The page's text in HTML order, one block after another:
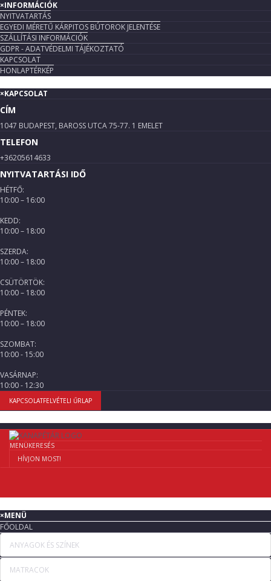
×INFORMÁCIÓK
NYITVATARTÁS
EGYEDI MÉRETŰ KÁRPITOS BÚTOROK JELENTÉSE
SZÁLLÍTÁSI INFORMÁCIÓK
GDPR - ADATVÉDELMI TÁJÉKOZTATÓ
KAPCSOLAT
HONLAPTÉRKÉP
×KAPCSOLAT
CÍM
1047 BUDAPEST, BAROSS UTCA 75-77. 1 EMELET
TELEFON
+36205614633
NYITVATARTÁSI IDŐ
HÉTFŐ:
10:00 – 16:00
KEDD:
10:00 – 18:00
SZERDA:
10:00 – 18:00
CSÜTÖRTÖK:
10:00 – 18:00
PÉNTEK:
10:00 – 18:00
SZOMBAT:
10:00 - 15:00
VASÁRNAP:
10:00 - 12:30
KAPCSOLATFELVÉTELI ŰRLAP
MENÜKERESÉS
HÍVJON MOST!
×MENÜ
FŐOLDAL
ANYAGOK ÉS SZÍNEK
MATRACOK